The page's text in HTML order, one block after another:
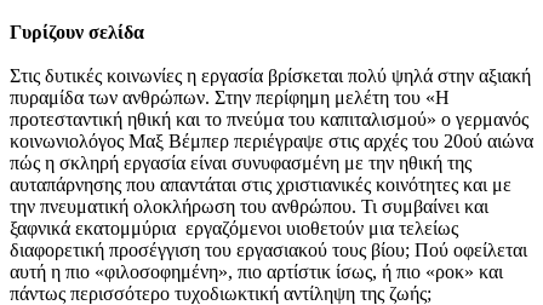
Γυρίζουν σελίδα
Στις δυτικές κοινωνίες η εργασία βρίσκεται πολύ ψηλά στην αξιακή
πυραμίδα των ανθρώπων. Στην περίφημη μελέτη του «Η
προτεσταντική ηθική και το πνεύμα του καπιταλισμού» ο γερμανός
κοινωνιολόγος Μαξ Βέμπερ περιέγραψε στις αρχές του 20ού αιώνα
πώς η σκληρή εργασία είναι συνυφασμένη με την ηθική της
αυταπάρνησης που απαντάται στις χριστιανικές κοινότητες και με
την πνευματική ολοκλήρωση του ανθρώπου. Τι συμβαίνει και
ξαφνικά εκατομμύρια εργαζόμενοι υιοθετούν μια τελείως
διαφορετική προσέγγιση του εργασιακού τους βίου; Πού οφείλεται
αυτή η πιο «φιλοσοφημένη», πιο αρτίστικ ίσως, ή πιο «ροκ» και
πάντως περισσότερο τυχοδιωκτική αντίληψη της ζωής;